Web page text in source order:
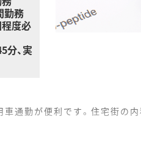
勤務
度必
、実
通勤が便利です。住宅街の内